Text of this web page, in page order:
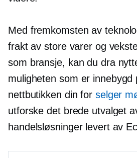
Med fremkomsten av
frakt av store varer og
som bransje, kan du dra
muligheten som er
nettbutikken din for selger
utforske det brede utvalget
handelsløsninger levert av